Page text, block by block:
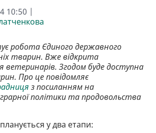
10:50 |
робота Єдиного державного
тварин. Вже відкрита
ветеринарів. Згодом буде доступна
Про це повідомляє
з посиланням на
політики та продовольства
у два етапи: